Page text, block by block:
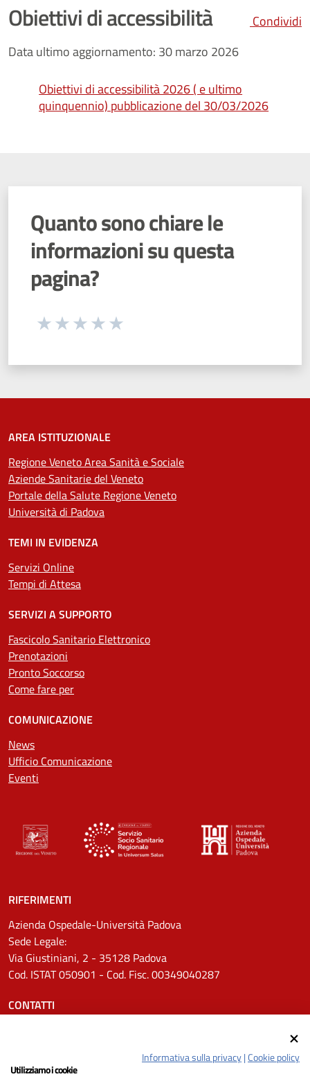
Obiettivi di accessibilità
Condividi
Data ultimo aggiornamento: 30 marzo 2026
Obiettivi di accessibilità 2026 ( e ultimo
quinquennio) pubblicazione del 30/03/2026
Quanto sono chiare le
informazioni su questa
pagina?
Seleziona una valutazione da 1 a 5 stelle
AREA ISTITUZIONALE
Regione Veneto Area Sanità e Sociale
Aziende Sanitarie del Veneto
Portale della Salute Regione Veneto
Università di Padova
TEMI IN EVIDENZA
Servizi Online
Tempi di Attesa
SERVIZI A SUPPORTO
Fascicolo Sanitario Elettronico
Prenotazioni
Pronto Soccorso
Come fare per
COMUNICAZIONE
News
Ufficio Comunicazione
Eventi
RIFERIMENTI
Azienda Ospedale-Università Padova
Sede Legale:
Via Giustiniani, 2 - 35128 Padova
Cod. ISTAT 050901 - Cod. Fisc. 00349040287
CONTATTI
Pec: protocollo.aopd@pecveneto.itInformativa sulla privacy|Cookie policy
Utilizziamo i cookie